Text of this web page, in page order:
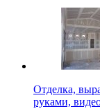
Отделка,
руками,